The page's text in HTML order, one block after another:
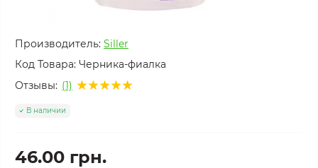
Производитель: Siller
Код Товара: Черника-фиалка
Отзывы: (1)
В наличии
46.00 грн.